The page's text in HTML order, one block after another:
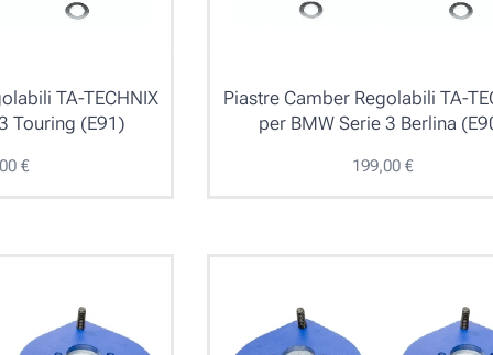
TA-TECHNIX
Touring (E91)
€
Piastre Camber Regolabili TA-
per BMW Serie 3 Berlina
199,00€